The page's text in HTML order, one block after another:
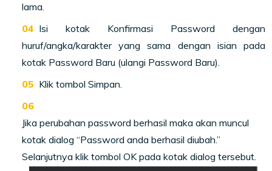
lama.
Isi kotak Konfirmasi Password dengan
huruf/angka/karakter yang sama dengan isian pada
kotak Password Baru (ulangi Password Baru).
Klik tombol Simpan.
Jika perubahan password berhasil maka akan muncul
kotak dialog “Password andaberhasil diubah.”
Selanjutnya klik tombol OK pada kotak dialog tersebut.